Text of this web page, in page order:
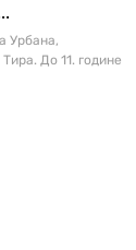
Урбана,
До 11. године